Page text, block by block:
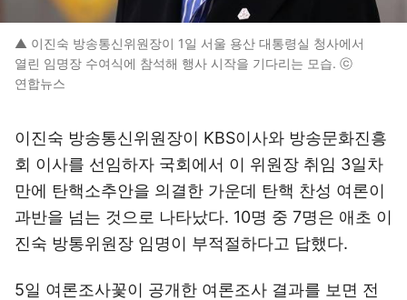
▲ 이진숙 방송통신위원장이 1일 서울 용산 대통령실 청사에서
열린 임명장 수여식에 참석해 행사 시작을 기다리는 모습. ⓒ
연합뉴스
이진숙 방송통신위원장이 KBS이사와 방송문화진흥
회 이사를 선임하자 국회에서 이 위원장 취임 3일차
만에 탄핵소추안을 의결한 가운데 탄핵 찬성 여론이
과반을 넘는 것으로 나타났다. 10명 중 7명은 애초 이
진숙 방통위원장 임명이 부적절하다고 답했다.
5일 여론조사꽃이 공개한 여론조사 결과를 보면 전